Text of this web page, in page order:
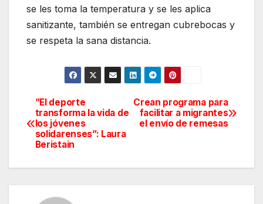
se les toma la temperatura y se les aplica
sanitizante, también se entregan cubrebocas y
se respeta la sana distancia.
Navegación
de
Crean programa para
facilitar a migrantes
el envío de remesas
”El deporte
transforma la vida de
los jóvenes
solidarenses”: Laura
Beristain